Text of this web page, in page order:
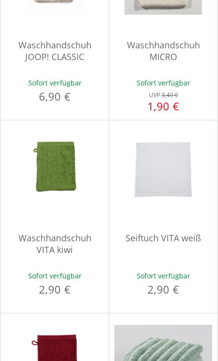
Waschhandschuh
JOOP! CLASSIC
Sofort verfügbar
6,90 €
Waschhandschuh
MICRO
Sofort verfügbar
UVP3,49 €
1,90 €
Waschhandschuh
VITA kiwi
Sofort verfügbar
2,90 €
Seiftuch VITA weiß
Sofort verfügbar
2,90 €